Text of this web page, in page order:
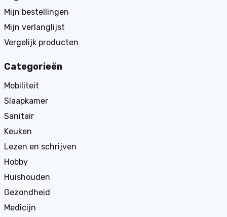
Mijn bestellingen
Mijn verlanglijst
Vergelijk producten
Categorieën
Mobiliteit
Slaapkamer
Sanitair
Keuken
Lezen en schrijven
Hobby
Huishouden
Gezondheid
Medicijn